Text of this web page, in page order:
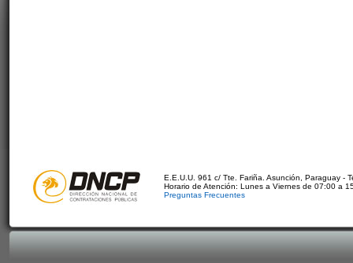
E.E.U.U. 961 c/ Tte. Fariña. Asunción, Paraguay -
Horario de Atención: Lunes a Viernes de 07:00 a
Preguntas Frecuentes